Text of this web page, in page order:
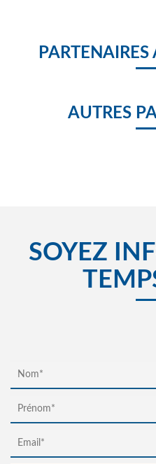
AUTRES
SOYEZ